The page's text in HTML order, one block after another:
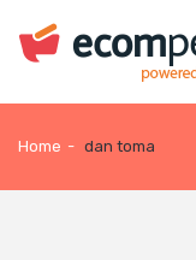
Home - dan toma